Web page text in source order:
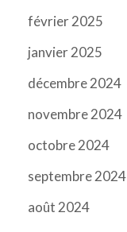
février 2025
janvier 2025
décembre 2024
novembre 2024
octobre 2024
septembre 2024
août 2024